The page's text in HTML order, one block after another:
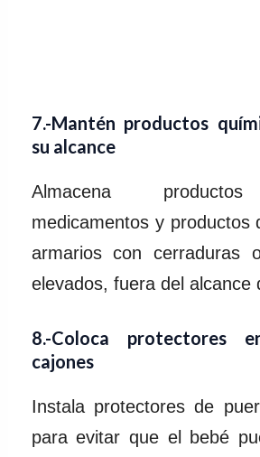
7.-Mantén productos
su alcance
Almacena
medicamentos y productos
armarios con cerraduras
elevados, fuera del alcance
8.-Coloca protectores
cajones
Instala protectores de
para evitar que el bebé